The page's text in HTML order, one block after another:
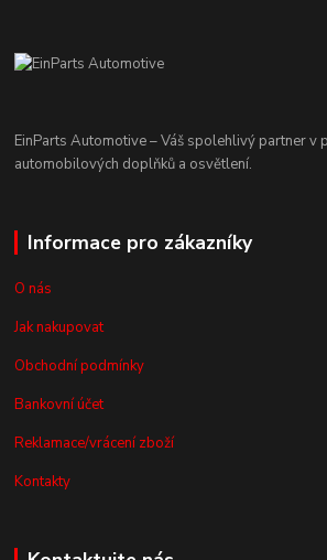
EinParts Automotive – Váš spolehlivý partner v
automobilových doplňků a osvětlení.
Informace pro zákazníky
O nás
Jak nakupovat
Obchodní podmínky
Bankovní účet
Reklamace/vrácení zboží
Kontakty